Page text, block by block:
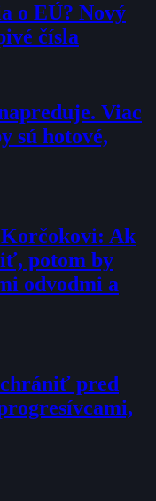
o EÚ? Nový
čísla
Viac
sú hotové,
Ak
potom by
odvodmi a
pred